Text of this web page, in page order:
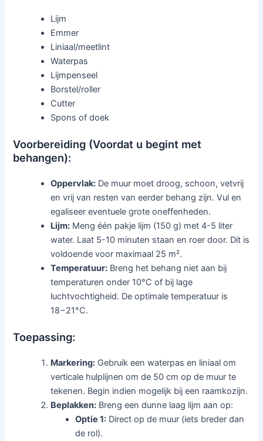
Lijm
Emmer
Liniaal/meetlint
Waterpas
Lijmpenseel
Borstel/roller
Cutter
Spons of doek
Voorbereiding (Voordat u begint met
behangen):
Oppervlak: De muur moet droog, schoon, vetvrij
en vrij van resten van eerder behang zijn. Vul en
egaliseer eventuele grote oneffenheden.
Lijm: Meng één pakje lijm (150 g) met 4-5 liter
water. Laat 5-10 minuten staan en roer door. Dit is
voldoende voor maximaal 25 m².
Temperatuur: Breng het behang niet aan bij
temperaturen onder 10°C of bij lage
luchtvochtigheid. De optimale temperatuur is
18−21°C.
Toepassing:
Markering: Gebruik een waterpas en liniaal om
verticale hulplijnen om de 50 cm op de muur te
tekenen. Begin indien mogelijk bij een raamkozijn.
Beplakken: Breng een dunne laag lijm aan op:
Optie 1: Direct op de muur (iets breder dan
de rol).